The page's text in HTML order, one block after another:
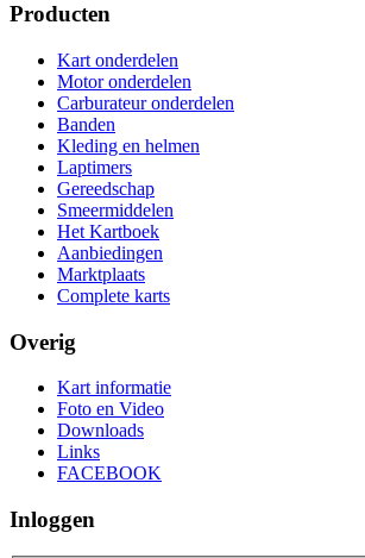
Producten
Kart onderdelen
Motor onderdelen
Carburateur onderdelen
Banden
Kleding en helmen
Laptimers
Gereedschap
Smeermiddelen
Het Kartboek
Aanbiedingen
Marktplaats
Complete karts
Overig
Kart informatie
Foto en Video
Downloads
Links
FACEBOOK
Inloggen